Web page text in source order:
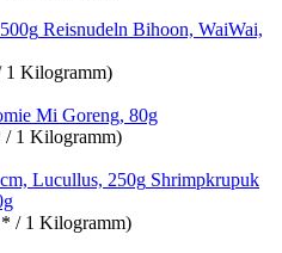
Reisnudeln Bihoon, WaiWai,
1 Kilogramm)
Mi Goreng, 80g
/ 1 Kilogramm)
Shrimpkrupuk
/ 1 Kilogramm)